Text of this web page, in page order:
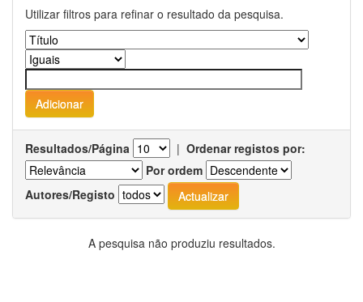
Utilizar filtros para refinar o resultado da pesquisa.
Resultados/Página | Ordenar registos por:
Por ordem
Autores/Registo
A pesquisa não produziu resultados.